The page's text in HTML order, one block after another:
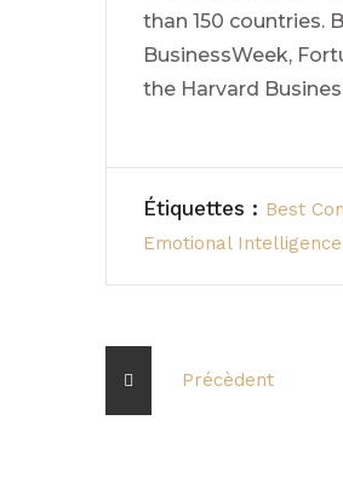
than 150 countries.
BusinessWeek,
the Harvard
Étiquettes : Best
Emotional Intelligence
Précèdent